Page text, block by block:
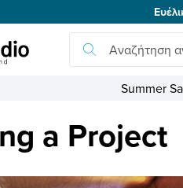
Summer
a Project